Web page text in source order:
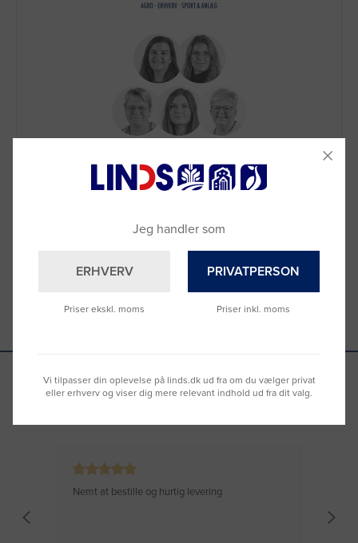
Ring til os på9992 0233
Vi sidder klar til at hjælpe dig.
–se oversigten her
Nemt at bestille og hurtig levering
Jeg handler som
ERHVERV
Priser ekskl. moms
PRIVATPERSON
Priser inkl. moms
Vi tilpasser din oplevelse på linds.dk ud fra om du vælger privat
eller erhverv og viser dig mere relevant indhold ud fra dit valg.